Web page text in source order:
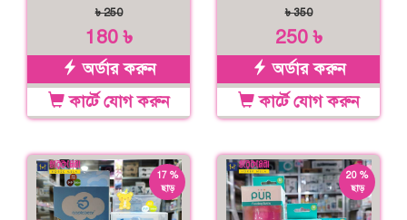
৳ 250
180 ৳
অর্ডার করুন
কার্টে যোগ করুন
৳ 350
250 ৳
অর্ডার করুন
কার্টে যোগ করুন
17 %
ছাড়
20 %
ছাড়